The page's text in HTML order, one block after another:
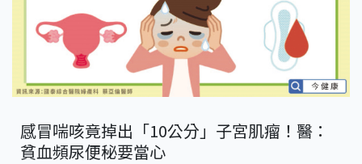
感冒喘咳竟掉出「10公分」子宮肌瘤！醫：
貧血頻尿便秘要當心